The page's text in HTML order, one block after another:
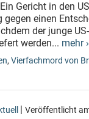
Gericht in den
gegen einen
der junge
werden... mehr ›
, Vierfachmord von
| Veröffentlicht